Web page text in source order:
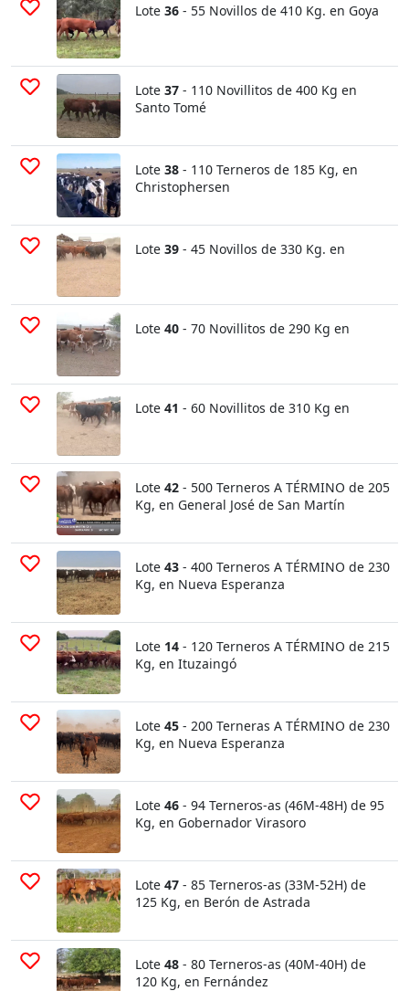
Lote 36 - 55 Novillos de 410 Kg. en Goya
Lote 37 - 110 Novillitos de 400 Kg en
Santo Tomé
Lote 38 - 110 Terneros de 185 Kg, en
Christophersen
Lote 39 - 45 Novillos de 330 Kg. en
Lote 40 - 70 Novillitos de 290 Kg en
Lote 41 - 60 Novillitos de 310 Kg en
Lote 42 - 500 Terneros A TÉRMINO de 205
Kg, en General José de San Martín
Lote 43 - 400 Terneros A TÉRMINO de 230
Kg, en Nueva Esperanza
Lote 14 - 120 Terneros A TÉRMINO de 215
Kg, en Ituzaingó
Lote 45 - 200 Terneras A TÉRMINO de 230
Kg, en Nueva Esperanza
Lote 46 - 94 Terneros-as (46M-48H) de 95
Kg, en Gobernador Virasoro
Lote 47 - 85 Terneros-as (33M-52H) de
125 Kg, en Berón de Astrada
Lote 48 - 80 Terneros-as (40M-40H) de
120 Kg, en Fernández